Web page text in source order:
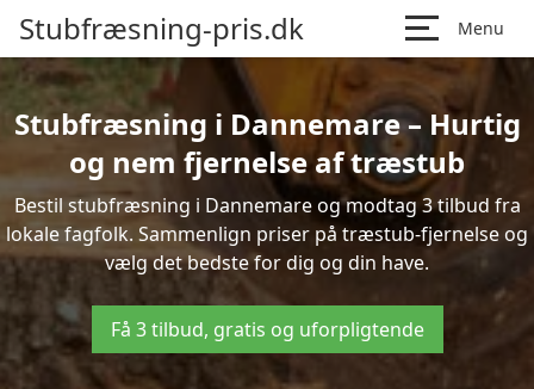
Stubfræsning-pris.dk Menu
Stubfræsning i Dannemare – Hurtig
og nem fjernelse af træstub
Bestil stubfræsning i Dannemare og modtag 3 tilbud fra
lokale fagfolk. Sammenlign priser på træstub-fjernelse og
vælg det bedste for dig og din have.
Få 3 tilbud, gratis og uforpligtende